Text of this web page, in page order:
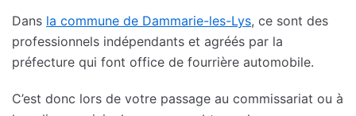
Dans la commune de Dammarie-les-Lys, ce sont des
professionnels indépendants et agréés par la
préfecture qui font office de fourrière automobile.
C’est donc lors de votre passage au commissariat ou à